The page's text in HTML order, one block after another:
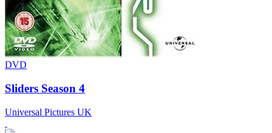
DVD
Sliders Season 4
Universal Pictures UK